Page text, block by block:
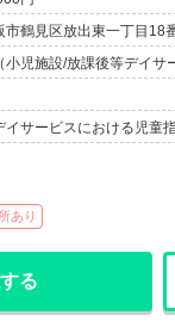
市鶴見区放出東一丁目18
小児施設/放課後等デイサ
イサービスにおける児童
あり
る